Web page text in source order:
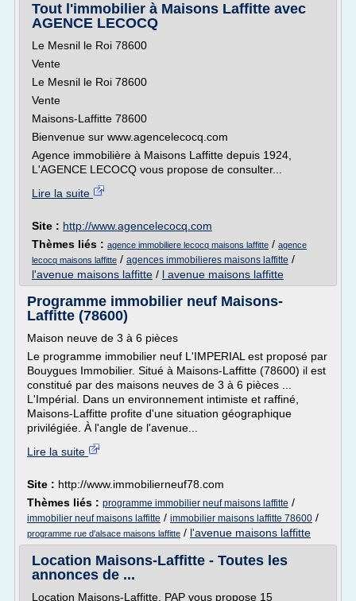
Tout l'immobilier à Maisons Laffitte avec
AGENCE LECOCQ
Le Mesnil le Roi 78600
Vente
Le Mesnil le Roi 78600
Vente
Maisons-Laffitte 78600
Bienvenue sur www.agencelecocq.com
Agence immobilière à Maisons Laffitte depuis 1924,
L'AGENCE LECOCQ vous propose de consulter...
Lire la suite
Site : http://www.agencelecocq.com
Thèmes liés : agence immobiliere lecocq maisons laffitte / agence
lecocq maisons laffitte / agences immobilieres maisons laffitte /
l'avenue maisons laffitte / l avenue maisons laffitte
Programme immobilier neuf Maisons-
Laffitte (78600)
Maison neuve de 3 à 6 pièces
Le programme immobilier neuf L'IMPERIAL est proposé par
Bouygues Immobilier. Situé à Maisons-Laffitte (78600) il est
constitué par des maisons neuves de 3 à 6 pièces ...
L'Impérial. Dans un environnement intimiste et raffiné,
Maisons-Laffitte profite d'une situation géographique
privilégiée. À l'angle de l'avenue...
Lire la suite
Site : http://www.immobilierneuf78.com
Thèmes liés : programme immobilier neuf maisons laffitte /
immobilier neuf maisons laffitte / immobilier maisons laffitte 78600 /
programme rue d'alsace maisons laffitte / l'avenue maisons laffitte
Location Maisons-Laffitte - Toutes les
annonces de ...
Location Maisons-Laffitte. PAP vous propose 15